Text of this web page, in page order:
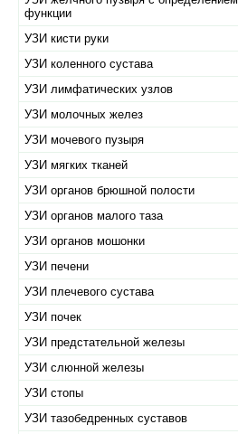
функции
УЗИ кисти руки
УЗИ коленного сустава
УЗИ лимфатических узлов
УЗИ молочных желез
УЗИ мочевого пузыря
УЗИ мягких тканей
УЗИ органов брюшной полости
УЗИ органов малого таза
УЗИ органов мошонки
УЗИ печени
УЗИ плечевого сустава
УЗИ почек
УЗИ предстательной железы
УЗИ слюнной железы
УЗИ стопы
УЗИ тазобедренных суставов